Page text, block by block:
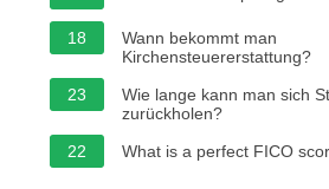
18
Wann bekommt man
Kirchensteuererstattung?
23
Wie lange kann man sich
zurückholen?
22
What is a perfect FICO